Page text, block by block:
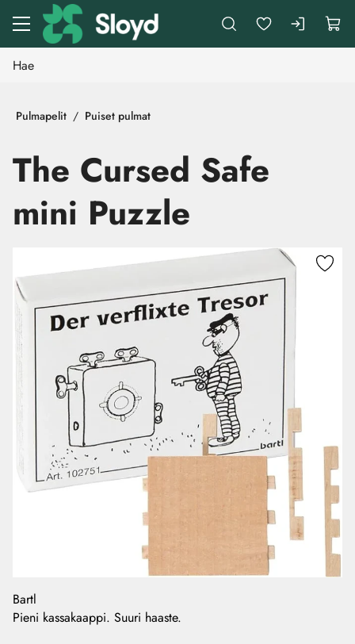
Siirry pääsisältöön
Pulmapelit Puiset pulmat
The Cursed Safe
mini Puzzle
Bartl
Pieni kassakaappi. Suuri haaste.